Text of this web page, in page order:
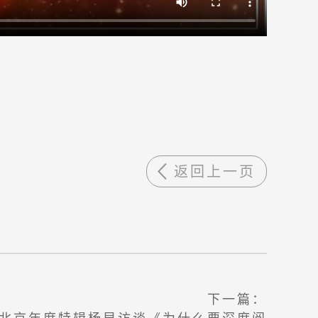
返回上一页
下一篇：